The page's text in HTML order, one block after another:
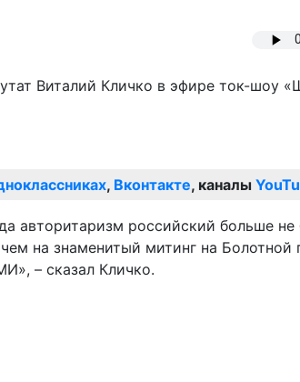
Виталий Кличко в эфире ток-шоу
, Вконтакте, каналы
российский больше не
на знаменитый митинг на Болотной
– сказал Кличко.